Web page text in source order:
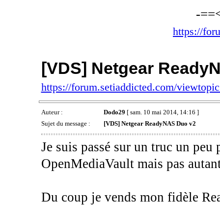
-
https://
[VDS] Netgear
https://forum.setiaddicted.com/
Auteur : Dodo29 [ sam. 10 mai 2014, 14:16 ]
Sujet du message :
[VDS] Netgear ReadyNAS Duo v2
Je suis passé sur un truc un
OpenMediaVault mais pas
Du coup je vends mon fidèle